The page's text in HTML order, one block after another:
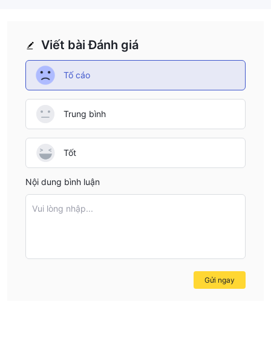
Viết bài Đánh giá
Tố cáo
Trung bình
Tốt
Nội dung bình luận
Vui lòng nhập...
Gửi ngay